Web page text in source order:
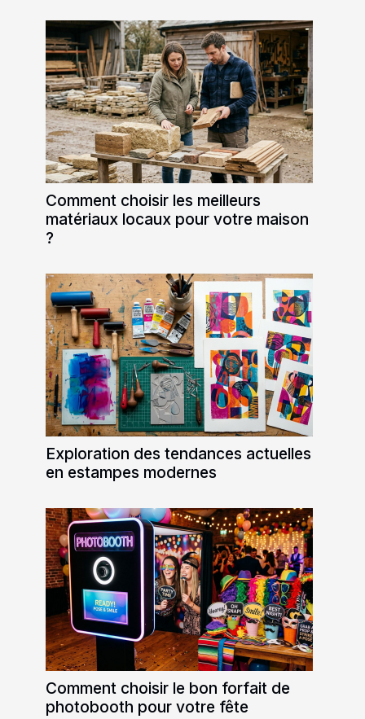
Comment choisir les meilleurs
matériaux locaux pour votre maison
?
Exploration des tendances actuelles
en estampes modernes
Comment choisir le bon forfait de
photobooth pour votre fête